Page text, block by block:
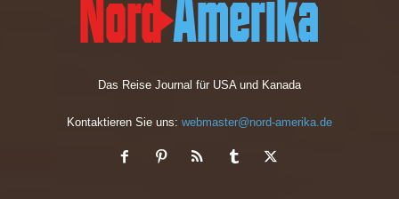
Das Reise Journal für USA und Kanada
Kontaktieren Sie uns: webmaster@nord-amerika.de